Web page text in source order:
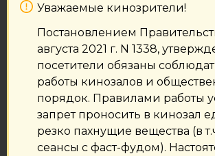
Уважаемые кинозрители!
Постановлением
августа 2021 г. N 1338,
посетители обязаны
работы кинозалов и
порядок. Правилами работы
запрет проносить в кинозал
резко пахнущие вещества (в
сеансы с фаст-фудом).